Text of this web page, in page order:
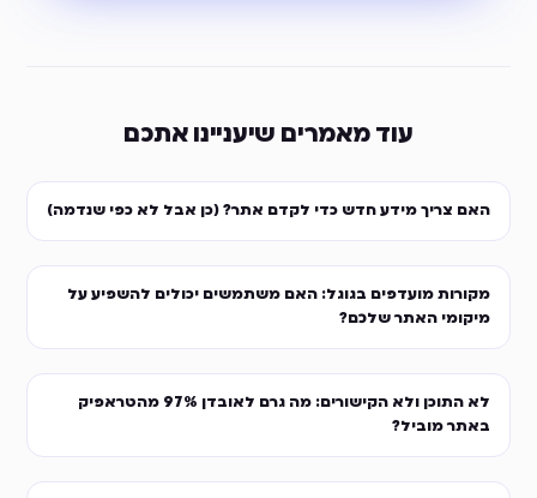
עוד מאמרים שיעניינו אתכם
האם צריך מידע חדש כדי לקדם אתר? (כן אבל לא כפי שנדמה)
מקורות מועדפים בגוגל: האם משתמשים יכולים להשפיע על
מיקומי האתר שלכם?
לא התוכן ולא הקישורים: מה גרם לאובדן 97% מהטראפיק
באתר מוביל?